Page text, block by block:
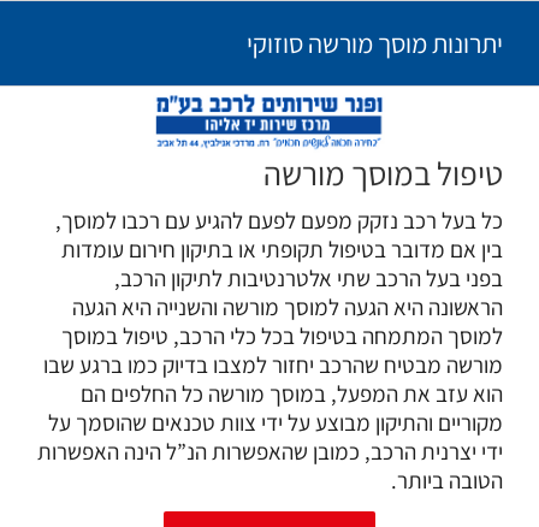
יתרונות מוסך מורשה סוזוקי
טיפול במוסך מורשה
כל בעל רכב נזקק מפעם לפעם להגיע עם רכבו למוסך,
בין אם מדובר בטיפול תקופתי או בתיקון חירום עומדות
בפני בעל הרכב שתי אלטרנטיבות לתיקון הרכב,
הראשונה היא הגעה למוסך מורשה והשנייה היא הגעה
למוסך המתמחה בטיפול בכל כלי הרכב, טיפול במוסך
מורשה מבטיח שהרכב יחזור למצבו בדיוק כמו ברגע שבו
הוא עזב את המפעל, במוסך מורשה כל החלפים הם
מקוריים והתיקון מבוצע על ידי צוות טכנאים שהוסמך על
ידי יצרנית הרכב, כמובן שהאפשרות הנ”ל הינה האפשרות
הטובה ביותר.